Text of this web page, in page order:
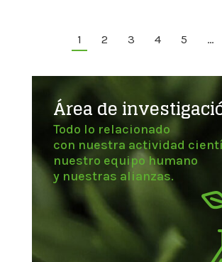
1 2 3 4 5 …
Área de
Todo lo relacionado
con nuestra actividad
nuestro equipo humano
y nuestras alianzas.